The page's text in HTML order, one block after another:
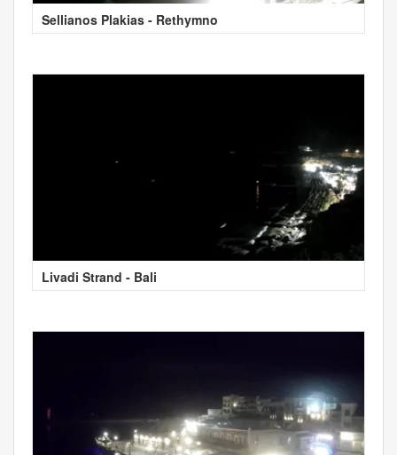
Sellianos Plakias - Rethymno
Livadi Strand - Bali